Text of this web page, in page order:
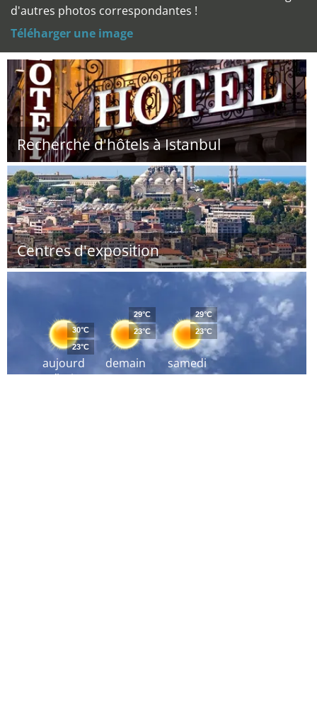
d'autres photos correspondantes !
Téléharger une image
Recherche d'hôtels à Istanbul
Centres d'exposition
aujourd
´hui
30°C
23°C
demain
29°C
23°C
samedi
29°C
23°C